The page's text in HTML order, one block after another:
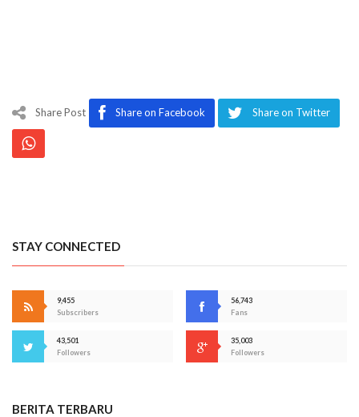
Share Post Share on Facebook Share on Twitter
STAY CONNECTED
9,455
Subscribers
56,743
Fans
43,501
Followers
35,003
Followers
BERITA TERBARU